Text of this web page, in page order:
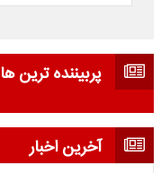
پربیننده ترین ها
آخرین اخبار